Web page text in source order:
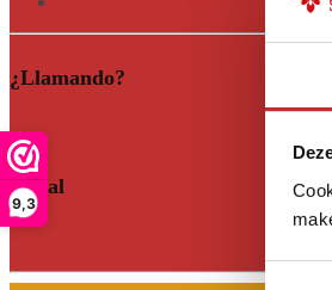
9,3
¿Llamando?
+31 (0)35 628 47 08
Social